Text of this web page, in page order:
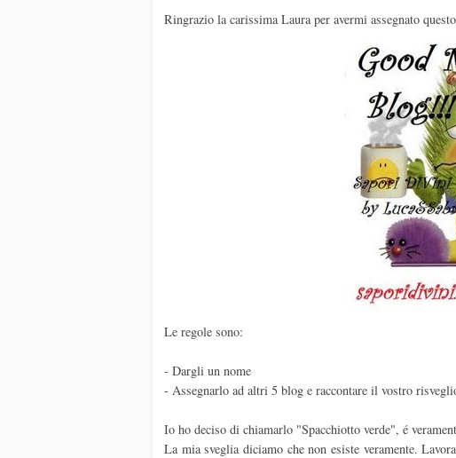
Ringrazio la carissima Laura per avermi assegnato
Le regole sono:
- Dargli un nome
- Assegnarlo ad altri 5 blog e raccontare il vostro
Io ho deciso di chiamarlo "Spacchiotto verde", é
La mia sveglia diciamo che non esiste veramente.